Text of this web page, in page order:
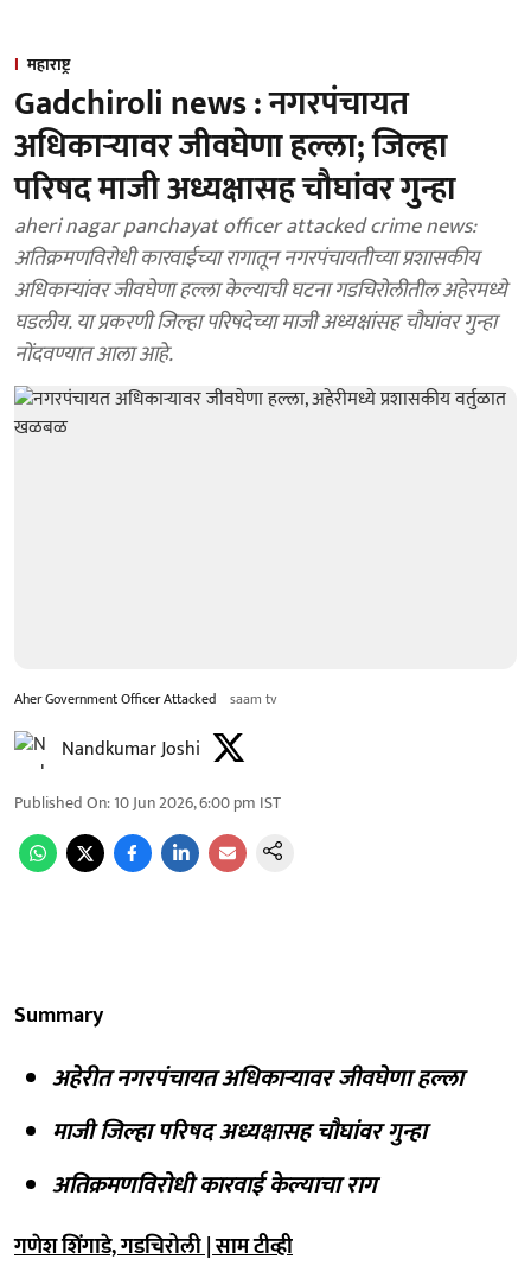
महाराष्ट्र
Gadchiroli news : नगरपंचायत
अधिकाऱ्यावर जीवघेणा हल्ला; जिल्हा
परिषद माजी अध्यक्षासह चौघांवर गुन्हा
aheri nagar panchayat officer attacked crime news:
अतिक्रमणविरोधी कारवाईच्या रागातून नगरपंचायतीच्या प्रशासकीय
अधिकाऱ्यांवर जीवघेणा हल्ला केल्याची घटना गडचिरोलीतील अहेरमध्ये
घडलीय. या प्रकरणी जिल्हा परिषदेच्या माजी अध्यक्षांसह चौघांवर गुन्हा
नोंदवण्यात आला आहे.
Aher Government Officer Attacked saam tv
Nandkumar Joshi
Published On:10 Jun 2026, 6:00 pm IST
Summary
अहेरीत नगरपंचायत अधिकाऱ्यावर जीवघेणा हल्ला
माजी जिल्हा परिषद अध्यक्षासह चौघांवर गुन्हा
अतिक्रमणविरोधी कारवाई केल्याचा राग
गणेश शिंगाडे, गडचिरोली | साम टीव्ही